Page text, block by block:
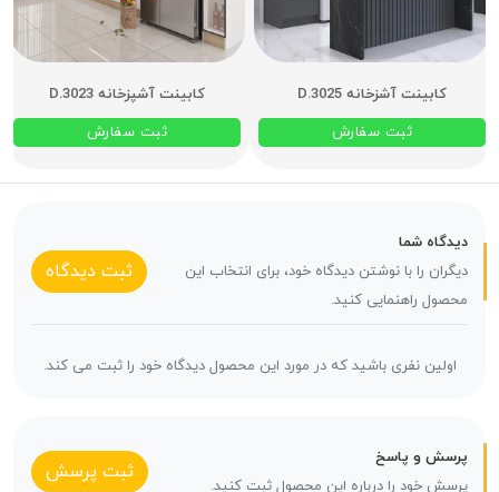
کابینت آشزخانه D.3025
ثبت سفارش
کابینت آشپزخانه D.3023
ثبت سفارش
دیدگاه شما
دیگران را با نوشتن دیدگاه خود، برای انتخاب این
محصول راهنمایی کنید.
ثبت دیدگاه
اولین نفری باشید که در مورد این محصول دیدگاه خود را ثبت می کند.
پرسش و پاسخ
پرسش خود را درباره این محصول ثبت کنید.
ثبت پرسش